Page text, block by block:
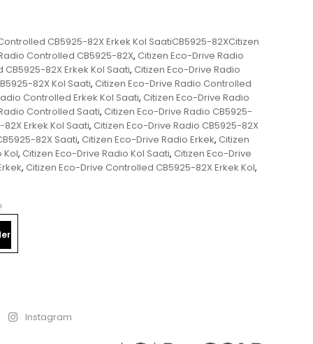
CB5925-82X Erkek Kol SaatiCB5925-82XCitizen
Controlled CB5925-82X, Citizen Eco-Drive Radio
82X Erkek Kol Saati, Citizen Eco-Drive Radio
82X Kol Saati, Citizen Eco-Drive Radio Controlled
Controlled Erkek Kol Saati, Citizen Eco-Drive Radio
Controlled Saati, Citizen Eco-Drive Radio CB5925-
Erkek Kol Saati, Citizen Eco-Drive Radio CB5925-82X
82X Saati, Citizen Eco-Drive Radio Erkek, Citizen
Kol, Citizen Eco-Drive Radio Kol Saati, Citizen Eco-Drive
, Citizen Eco-Drive Controlled CB5925-82X Erkek Kol,
Instagram